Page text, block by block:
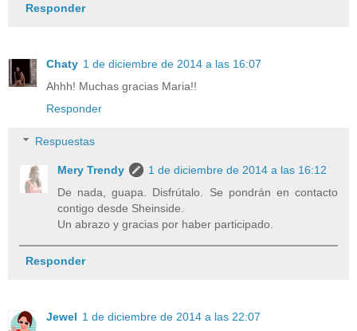
Responder
Chaty 1 de diciembre de 2014 a las 16:07
Ahhh! Muchas gracias Maria!!
Responder
Respuestas
Mery Trendy
1 de diciembre de 2014 a las 16:12
De nada, guapa. Disfrútalo. Se pondrán en contacto
contigo desde Sheinside.
Un abrazo y gracias por haber participado.
Responder
Jewel 1 de diciembre de 2014 a las 22:07